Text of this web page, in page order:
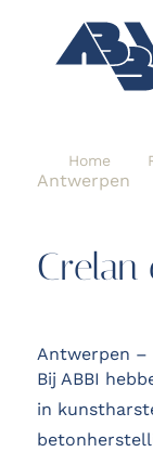
Home
Antwerpen
Crelan
Antwerpen –
Bij ABBI
in